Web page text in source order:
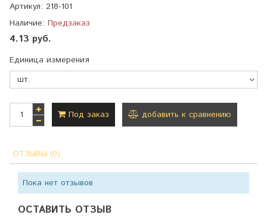
Артикул: 218-101
Наличие: Предзаказ
4.13 руб.
Единица измерения
Под заказ добавить к сравнению
ОТЗЫВЫ (0)
Пока нет отзывов
ОСТАВИТЬ ОТЗЫВ